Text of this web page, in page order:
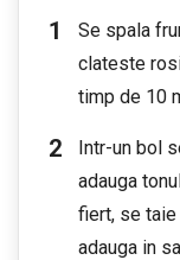
Se spala
clateste
timp de 10
Intr-un bol
adauga
fiert, se
adauga in